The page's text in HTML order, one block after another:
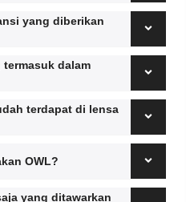
yang diberikan
termasuk dalam
terdapat di lensa
OWL?
yang ditawarkan